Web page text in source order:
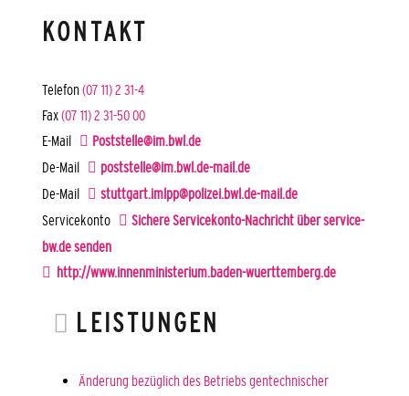
KONTAKT
Telefon(07 11) 2 31-4
Fax(07 11) 2 31-5000
E-Mail
Poststelle@im.bwl.de
De-Mail
poststelle@im.bwl.de-mail.de
De-Mail
stuttgart.imlpp@polizei.bwl.de-mail.de
Servicekonto
Sichere Servicekonto-Nachricht über service-
bw.de senden
http://www.innenministerium.baden-wuerttemberg.de
LEISTUNGEN
Änderung bezüglich des Betriebs gentechnischer